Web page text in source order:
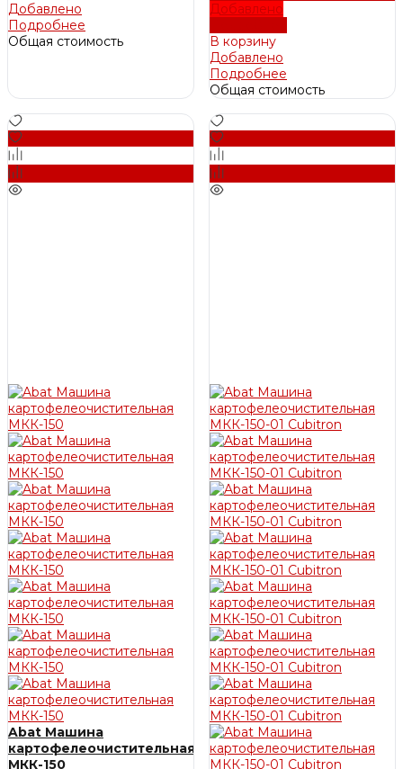
Добавлено
Подробнее
Общая стоимость
Добавлено
В корзину
Добавлено
Подробнее
Общая стоимость
Abat Машина
картофелеочистительная
МКК-150